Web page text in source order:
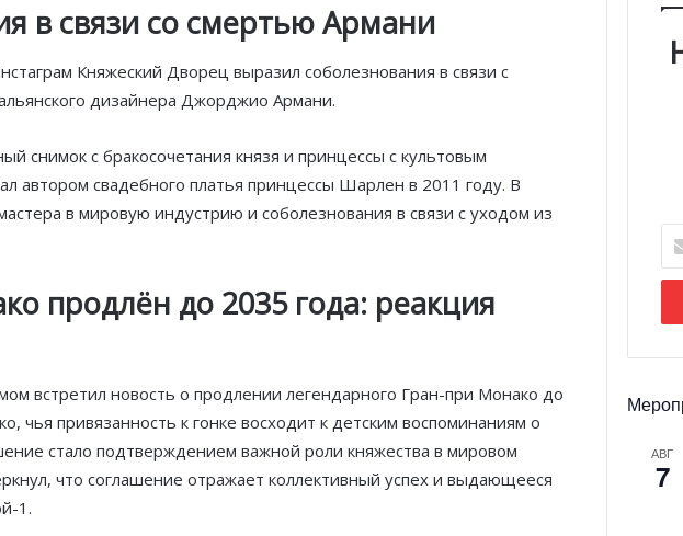
в связи со смертью Армани
Княжеский Дворец выразил соболезнования в связи с
дизайнера Джорджио Армани.
снимок с бракосочетания князя и принцессы с культовым
автором свадебного платья принцессы Шарлен в 2011 году. В
в мировую индустрию и соболезнования в связи с уходом из
продлён до 2035 года: реакция
встретил новость о продлении легендарного Гран-при Монако до
чья привязанность к гонке восходит к детским воспоминаниям о
стало подтверждением важной роли княжества в мировом
что соглашение отражает коллективный успех и выдающееся
1.
АВГ
7